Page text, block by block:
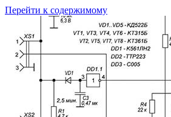
Перейти к содержимому